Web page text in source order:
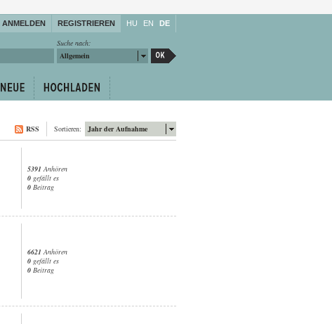
ANMELDEN REGISTRIEREN HU EN DE
Suche nach:
Allgemein
Jahr der Aufnahme
Sortieren:
RSS
5391 Anhören
0 gefällt es
0 Beitrag
6621 Anhören
0 gefällt es
0 Beitrag